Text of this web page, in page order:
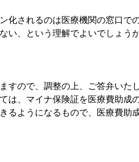
化されるのは医療機関の窓口で
い、という理解でよいでしょう
すので、調整の上、ご答弁いたし
は、マイナ保険証を医療費助成
るようになるもので、医療費助